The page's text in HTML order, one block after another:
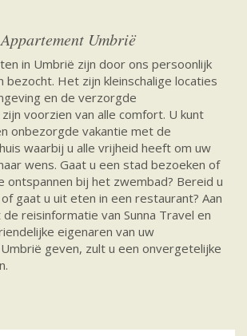
Appartement Umbrië
in Umbrië zijn door ons persoonlijk
bezocht. Het zijn kleinschalige locaties
en de verzorgde
voorzien van alle comfort. U kunt
onbezorgde vakantie met de
waarbij u alle vrijheid heeft om uw
wens. Gaat u een stad bezoeken of
ontspannen bij het zwembad? Bereid u
gaat u uit eten in een restaurant? Aan
reisinformatie van Sunna Travel en
eigenaren van uw
geven, zult u een onvergetelijke